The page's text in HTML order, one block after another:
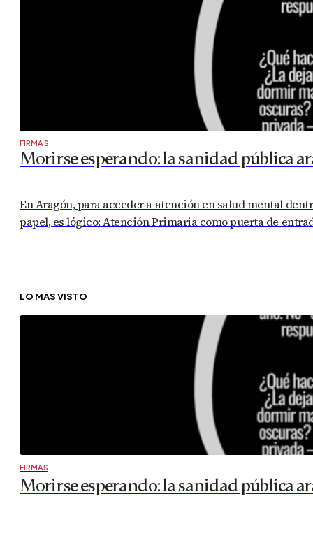
FIRMAS
Morirse esperando: la sanidad pública
En Aragón, para acceder a atención en salud mental
papel, es lógico: Atención Primaria como puerta de
LO MÁS VISTO
FIRMAS
Morirse esperando: la sanidad pública